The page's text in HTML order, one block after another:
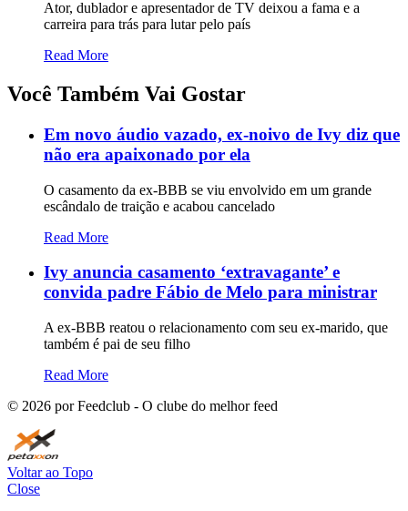
Ator, dublador e apresentador de TV deixou a fama e a
carreira para trás para lutar pelo país
Read More
Você Também Vai Gostar
Em novo áudio vazado, ex-noivo de Ivy diz que
não era apaixonado por ela
O casamento da ex-BBB se viu envolvido em um grande
escândalo de traição e acabou cancelado
Read More
Ivy anuncia casamento ‘extravagante’ e
convida padre Fábio de Melo para ministrar
A ex-BBB reatou o relacionamento com seu ex-marido, que
também é pai de seu filho
Read More
© 2026 por Feedclub - O clube do melhor feed
Voltar ao Topo
Close